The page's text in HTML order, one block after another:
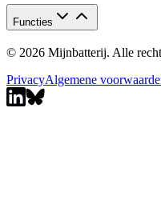
Functies
© 2026 Mijnbatterij. Alle
PrivacyAlgemene